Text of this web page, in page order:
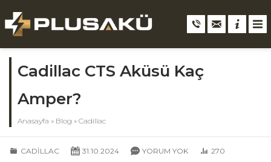
Cadillac CTS Aküsü Kaç
Amper?
Anasayfa » Blog » Cadillac
CADILLAC 31.10.2024 YORUM YOK 270